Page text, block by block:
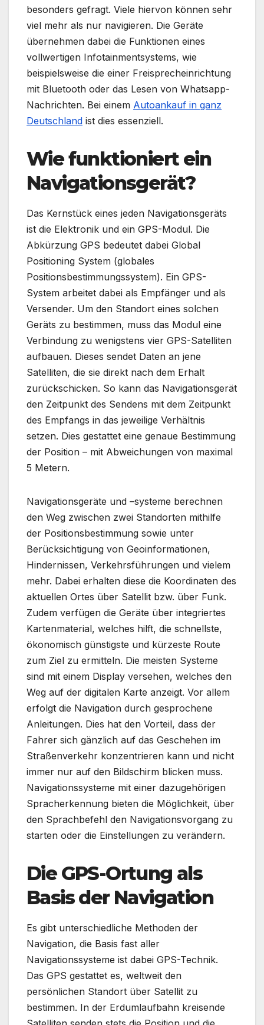
besonders gefragt. Viele hiervon können sehr
viel mehr als nur navigieren. Die Geräte
übernehmen dabei die Funktionen eines
vollwertigen Infotainmentsystems, wie
beispielsweise die einer Freisprecheinrichtung
mit Bluetooth oder das Lesen von Whatsapp-
Nachrichten. Bei einem Autoankauf in ganz
Deutschland ist dies essenziell.
Wie funktioniert ein
Navigationsgerät?
Das Kernstück eines jeden Navigationsgeräts
ist die Elektronik und ein GPS-Modul. Die
Abkürzung GPS bedeutet dabei Global
Positioning System (globales
Positionsbestimmungssystem). Ein GPS-
System arbeitet dabei als Empfänger und als
Versender. Um den Standort eines solchen
Geräts zu bestimmen, muss das Modul eine
Verbindung zu wenigstens vier GPS-Satelliten
aufbauen. Dieses sendet Daten an jene
Satelliten, die sie direkt nach dem Erhalt
zurückschicken. So kann das Navigationsgerät
den Zeitpunkt des Sendens mit dem Zeitpunkt
des Empfangs in das jeweilige Verhältnis
setzen. Dies gestattet eine genaue Bestimmung
der Position – mit Abweichungen von maximal
5 Metern.
Navigationsgeräte und –systeme berechnen
den Weg zwischen zwei Standorten mithilfe
der Positionsbestimmung sowie unter
Berücksichtigung von Geoinformationen,
Hindernissen, Verkehrsführungen und vielem
mehr. Dabei erhalten diese die Koordinaten des
aktuellen Ortes über Satellit bzw. über Funk.
Zudem verfügen die Geräte über integriertes
Kartenmaterial, welches hilft, die schnellste,
ökonomisch günstigste und kürzeste Route
zum Ziel zu ermitteln. Die meisten Systeme
sind mit einem Display versehen, welches den
Weg auf der digitalen Karte anzeigt. Vor allem
erfolgt die Navigation durch gesprochene
Anleitungen. Dies hat den Vorteil, dass der
Fahrer sich gänzlich auf das Geschehen im
Straßenverkehr konzentrieren kann und nicht
immer nur auf den Bildschirm blicken muss.
Navigationssysteme mit einer dazugehörigen
Spracherkennung bieten die Möglichkeit, über
den Sprachbefehl den Navigationsvorgang zu
starten oder die Einstellungen zu verändern.
Die GPS-Ortung als
Basis der Navigation
Es gibt unterschiedliche Methoden der
Navigation, die Basis fast aller
Navigationssysteme ist dabei GPS-Technik.
Das GPS gestattet es, weltweit den
persönlichen Standort über Satellit zu
bestimmen. In der Erdumlaufbahn kreisende